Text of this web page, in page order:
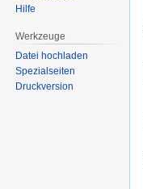
Hilfe
Werkzeuge
Datei hochladen
Spezialseiten
Druckversion